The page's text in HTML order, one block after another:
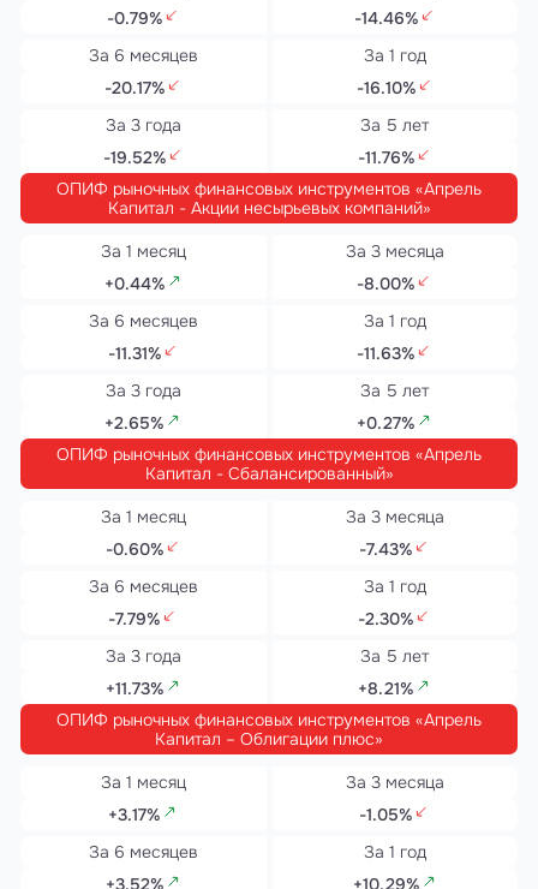
-0.79% -14.46%
-20.17% -16.10%
-19.52%
-11.76%
ОПИФ рыночных финансовых инструментов «Апрель
Капитал - Акции несырьевых компаний»
+0.44% -8.00%
-11.31% -11.63%
+2.65%
+0.27%
ОПИФ рыночных финансовых инструментов «Апрель
Капитал - Сбалансированный»
-0.60% -7.43%
-7.79% -2.30%
+11.73%
+8.21%
ОПИФ рыночных финансовых инструментов «Апрель
Капитал – Облигации плюс»
+3.17% -1.05%
+3.52% +10.29%